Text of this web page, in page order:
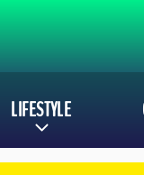
LIFESTYLE